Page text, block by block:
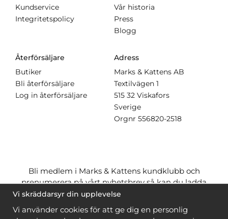
Kundservice
Integritetspolicy
Vår historia
Press
Blogg
Återförsäljare
Butiker
Bli återförsäljare
Log in återförsäljare
Adress
Marks & Kattens AB
Textilvägen 1
515 32 Viskafors
Sverige
Orgnr 556820-2518
Bli medlem i Marks & Kattens kundklubb och
prenumerera på vårt nyhetsbrev så kan du ladda
ner många mönstergratisoch få många
när du handlar garn till mönstret. Du ser vilka som
ärgratis när du ärinloggad.
Vi skräddarsyr din upplevelse
Vi använder cookies för att ge dig en personlig